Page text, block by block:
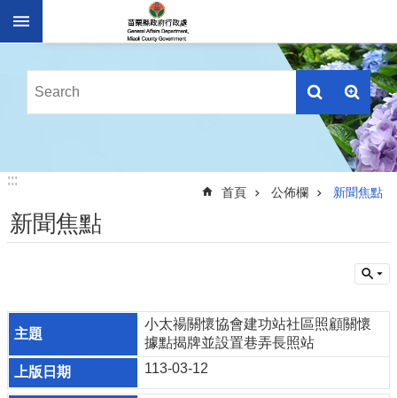
跳到主要內容區塊
務
介
務
公
佈
欄
:::
:::
首頁 公佈欄 新聞焦點
新聞焦點
小太禓關懷協會建功站社區照顧關懷
據點揭牌並設置巷弄長照站
113-03-12